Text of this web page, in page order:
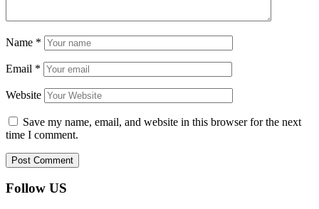
Name *
Email *
Website
Save my name, email, and website in this browser for the next
time I comment.
Follow US